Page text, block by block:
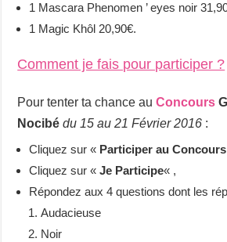
1 Mascara Phenomen ’ eyes noir
1 Magic Khôl 20,90€.
Comment je fais pour participer ?
Pour tenter ta chance auConcours
Nocibédu 15 au 21 Février 2016 :
Cliquez sur « Participer au Concours
Cliquez sur «Je Participe« ,
Répondez aux 4 questions dont les
Audacieuse
Noir